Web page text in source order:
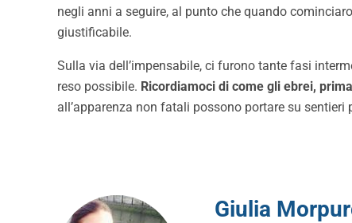
negli anni a seguire, al punto che quando
giustificabile.
Sulla via dell’impensabile, ci furono tante fasi
reso possibile. Ricordiamoci di come gli ebrei,
all’apparenza non fatali possono portare su
Giulia